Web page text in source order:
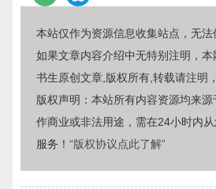
本站仅作为资源信息收集站点，无
如果文章内容介绍中无特别注明，
书生原创文章,版权所有,转载请注明，
版权声明：本站所有内容资源均来
作商业或非法用途，需在24小时内
服务！ “版权协议点此了解”